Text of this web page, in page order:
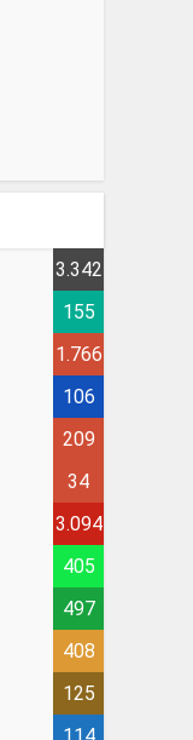
3.342
155
1.766
106
209
34
3.094
405
497
408
125